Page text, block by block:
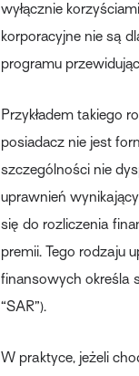
wyłącznie
korporacyjne nie są
programu
Przykładem takiego
posiadacz nie jest
szczególności nie
uprawnień
się do rozliczenia
premii. Tego rodzaju
finansowych określa
“SAR”).
W praktyce, jeżeli